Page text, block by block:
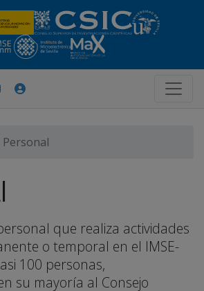
Personal
que realiza actividades
o temporal en el IMSE-
100 personas,
su mayoría al Consejo